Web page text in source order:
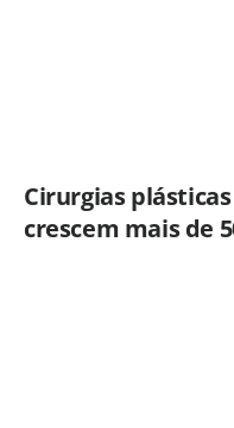
Cirurgias
crescem mais de